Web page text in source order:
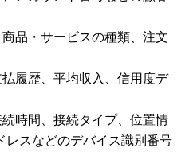
品・サービスの種類、注文
履歴、平均収入、信用度デ
時間、接続タイプ、位置情
レスなどのデバイス識別番号